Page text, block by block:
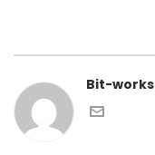
Bit-works